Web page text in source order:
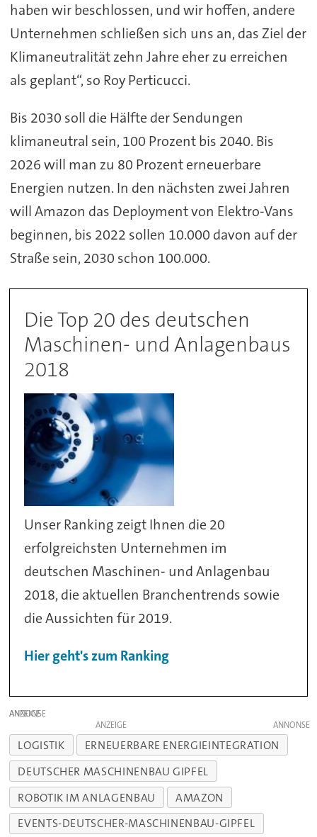
haben wir beschlossen, und wir hoffen, andere
Unternehmen schließen sich uns an, das Ziel der
Klimaneutralität zehn Jahre eher zu erreichen
als geplant“, so Roy Perticucci.
Bis 2030 soll die Hälfte der Sendungen
klimaneutral sein, 100 Prozent bis 2040. Bis
2026 will man zu 80 Prozent erneuerbare
Energien nutzen. In den nächsten zwei Jahren
will Amazon das Deployment von Elektro-Vans
beginnen, bis 2022 sollen 10.000 davon auf der
Straße sein, 2030 schon 100.000.
Die Top 20 des deutschen
Maschinen- und Anlagenbaus
2018
Unser Ranking zeigt Ihnen die 20
erfolgreichsten Unternehmen im
deutschen Maschinen- und Anlagenbau
2018, die aktuellen Branchentrends sowie
die Aussichten für 2019.
Hier geht's zum Ranking
ANZEIGE
ANZEIGE
LOGISTIK
ERNEUERBARE ENERGIEINTEGRATION
DEUTSCHER MASCHINENBAU GIPFEL
ROBOTIK IM ANLAGENBAU
AMAZON
EVENTS-DEUTSCHER-MASCHINENBAU-GIPFEL